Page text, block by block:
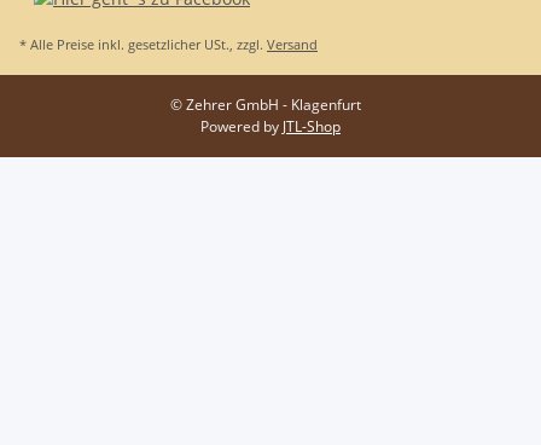
* Alle Preise inkl. gesetzlicher USt., zzgl. Versand
© Zehrer GmbH - Klagenfurt
Powered by JTL-Shop